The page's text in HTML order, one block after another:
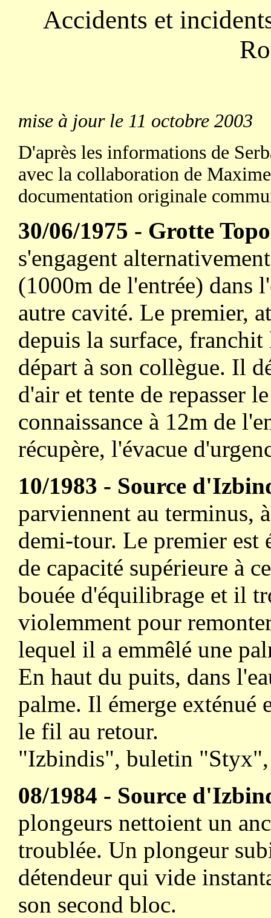
Accidents et
mise à jour le 11 octobre 2003
D'après les informations de
avec la collaboration de
documentation originale
30/06/1975 - Grotte
s'engagent
(1000m de l'entrée) dans
autre cavité. Le premier,
depuis la surface,
départ à son collègue. Il
d'air et tente de repasser
connaissance à 12m de
récupère, l'évacue
10/1983 - Source
parviennent au terminus,
demi-tour. Le premier
de capacité supérieure à
bouée d'équilibrage et il
violemment pour
lequel il a emmêlé une
En haut du puits, dans
palme. Il émerge exténué
le fil au retour.
"Izbindis", buletin
08/1984 - Source
plongeurs nettoient un
troublée. Un plongeur
détendeur qui vide
son second bloc.